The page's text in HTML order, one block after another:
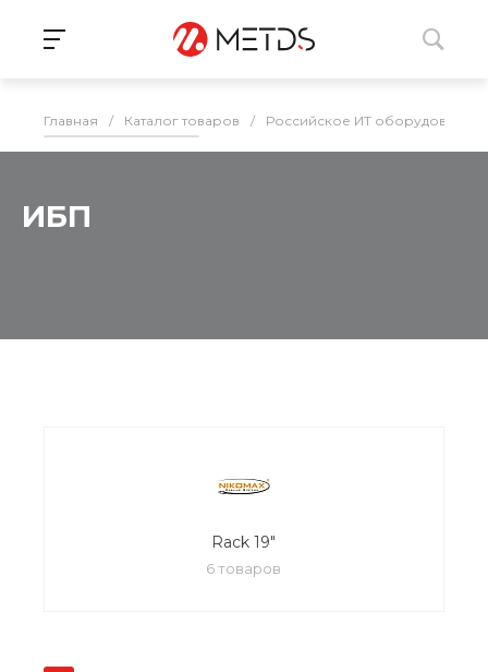
Главная / Каталог товаров / Российское ИТ оборудование
ИБП
Rack 19"
6 товаров